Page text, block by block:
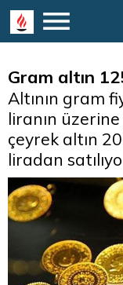
Gram altın
Altının gram
liranın
çeyrek altın
liradan